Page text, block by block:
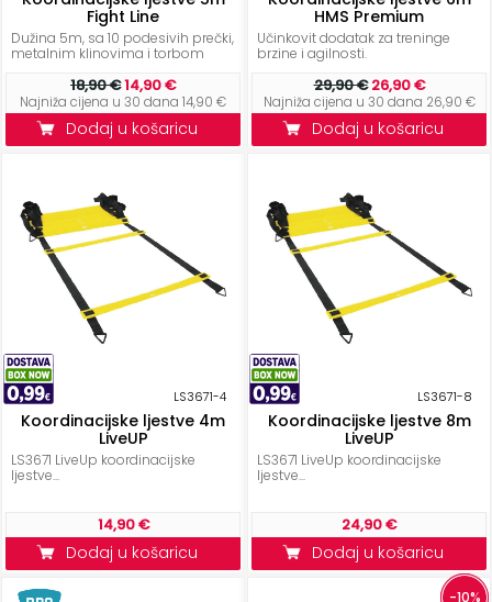
Pilates,
Joga
Elastične
trake
Borilački
sportovi
Oporavak
Rehabilitacija
Remeni,
rukavice
i
Sportske
torbe
Fight Line
Dužina 5m, sa 10 podesivih prečki,
metalnim klinovima i torbom
18,90 €14,90 €
Najniža cijena u 30 dana 14,90 €
Dodaj u košaricu
HMS Premium
Učinkovit dodatak za treninge
brzine i agilnosti.
29,90 €26,90 €
Najniža cijena u 30 dana 26,90 €
Dodaj u košaricu
LS3671-4
Koordinacijske ljestve 4m
LiveUP
LS3671 LiveUp koordinacijske
ljestve...
14,90 €
Dodaj u košaricu
LS3671-8
Koordinacijske ljestve 8m
LiveUP
LS3671 LiveUp koordinacijske
ljestve...
24,90 €
Dodaj u košaricu
-10%